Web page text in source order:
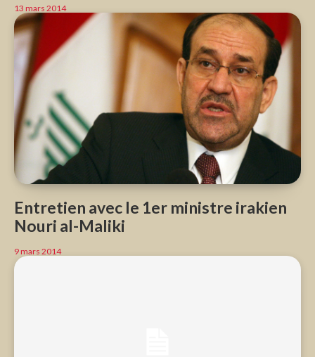
13 mars 2014
Entretien avec le 1er ministre irakien
Nouri al-Maliki
9 mars 2014